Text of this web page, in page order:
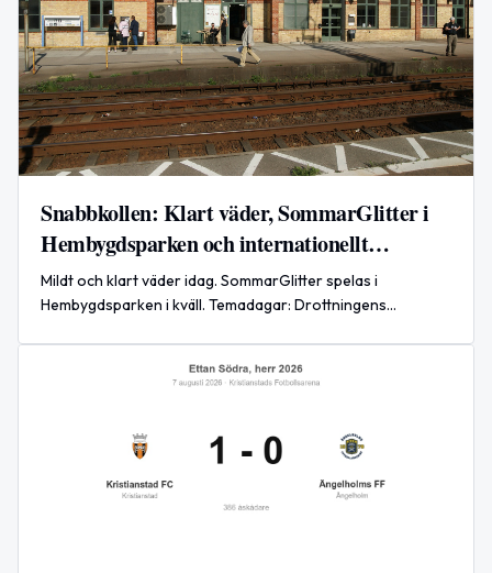
Snabbkollen: Klart väder, SommarGlitter i
Hembygdsparken och internationellt
försvarssamarbete
Mildt och klart väder idag. SommarGlitter spelas i
Hembygdsparken i kväll. Temadagar: Drottningens